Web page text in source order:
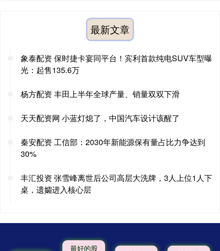
最新文章
象泰配资 保时捷卡宴同平台！宾利首款纯电SUV车型曝
光：起售135.6万
杨方配资 丰田上半年全球产量、销量双双下滑
天天配资网 小蓝灯熄了，中国汽车设计该醒了
秦安配资 工信部：2030年新能源保有量占比力争达到
30%
丰汇投资 张雪峰离世后公司高层大洗牌，3人上位1人下
桌，遗孀进入核心层
最好的股